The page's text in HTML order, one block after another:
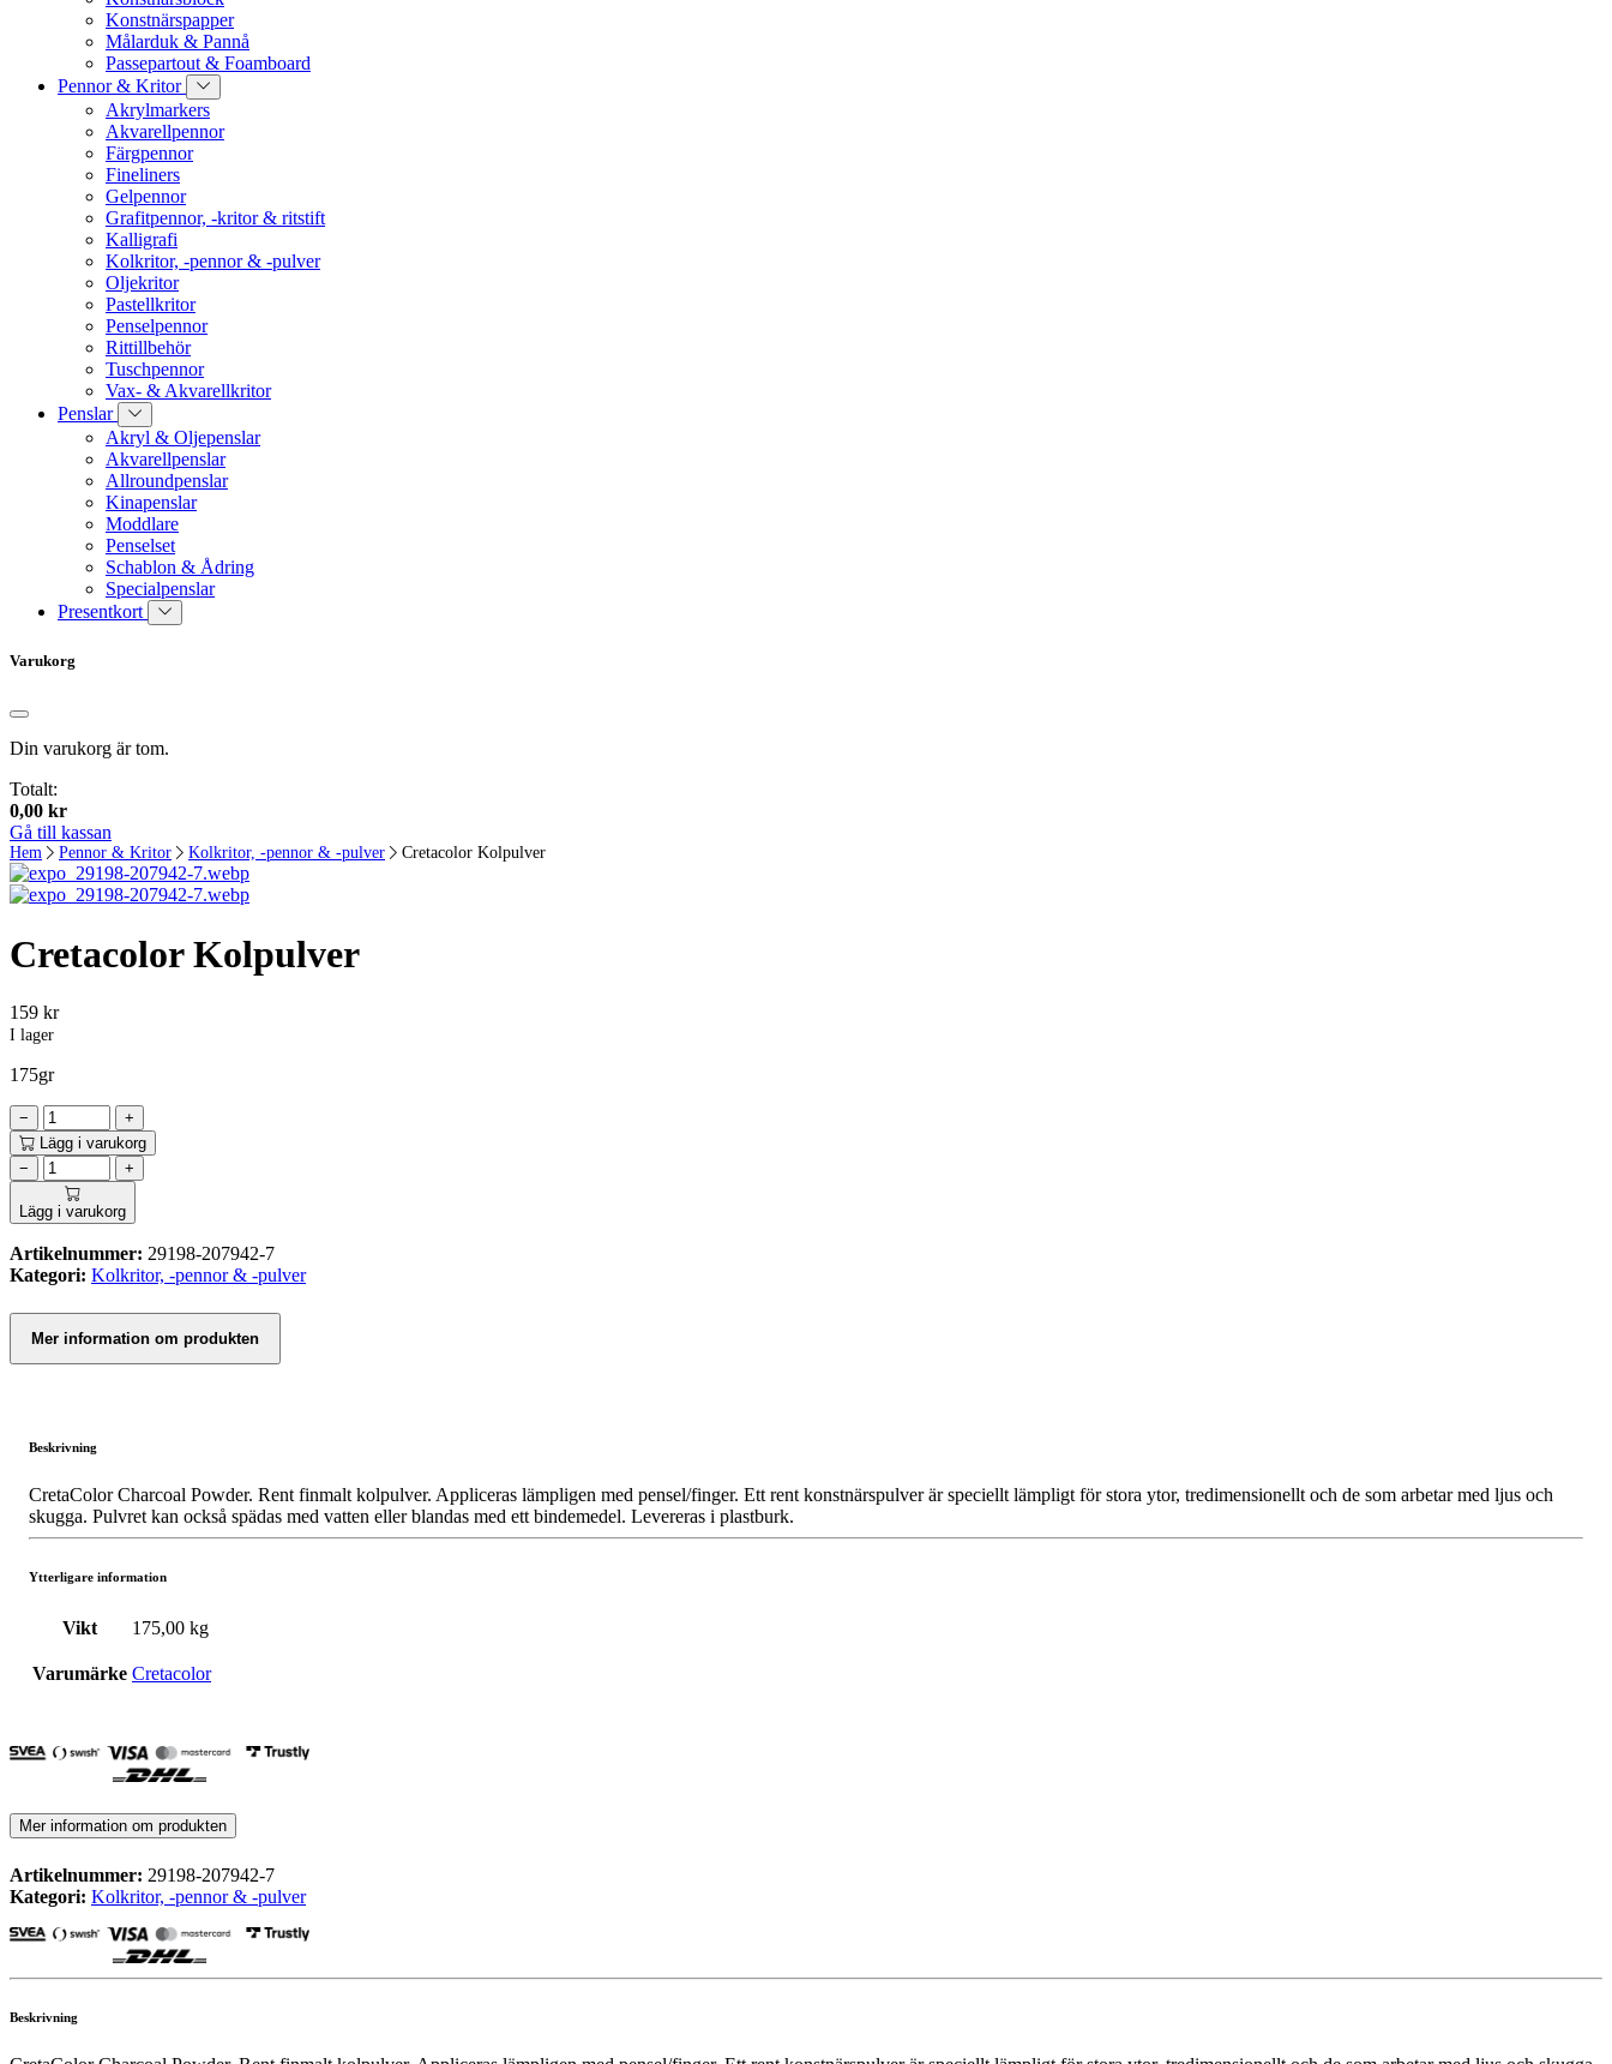
Konstnärspapper
Målarduk & Pannå
Passepartout & Foamboard
Pennor & Kritor
Akrylmarkers
Akvarellpennor
Färgpennor
Fineliners
Gelpennor
Grafitpennor, -kritor & ritstift
Kalligrafi
Kolkritor, -pennor & -pulver
Oljekritor
Pastellkritor
Penselpennor
Rittillbehör
Tuschpennor
Vax- & Akvarellkritor
Penslar
Akryl & Oljepenslar
Akvarellpenslar
Allroundpenslar
Kinapenslar
Moddlare
Penselset
Schablon & Ådring
Specialpenslar
Presentkort
Varukorg
Din varukorg är tom.
Totalt:
0,00 kr
Gå till kassan
Hem Pennor & Kritor Kolkritor, -pennor & -pulver Cretacolor Kolpulver
Cretacolor Kolpulver
159 kr
I lager
175gr
−
+
Lägg i varukorg
−
+
Lägg i varukorg
Artikelnummer: 29198-207942-7
Kategori: Kolkritor, -pennor & -pulver
Mer information om produkten
Beskrivning
CretaColor Charcoal Powder. Rent finmalt kolpulver. Appliceras lämpligen med pensel/finger. Ett rent konstnärspulver är speciellt lämpligt för stora ytor, tredimensionellt och de som arbetar med ljus och
skugga. Pulvret kan också spädas med vatten eller blandas med ett bindemedel. Levereras i plastburk.
Ytterligare information
Vikt 175,00 kg
Varumärke Cretacolor
Mer information om produkten
Artikelnummer: 29198-207942-7
Kategori: Kolkritor, -pennor & -pulver
Beskrivning